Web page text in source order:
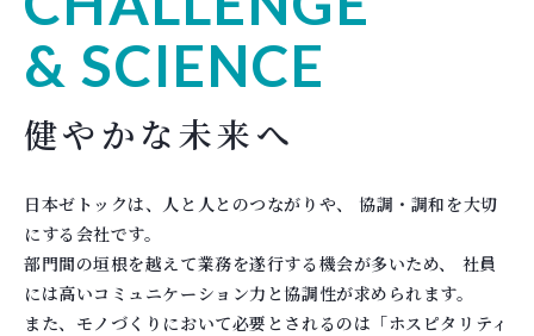
& SCIENCE
健やかな未来へ
日本ゼトックは、人と人とのつながりや、
協調・調和を大切
にする会社です。
部門間の垣根を越えて業務を遂行する機会が多いため、
社員
には高いコミュニケーション力と協調性が求められます。
また、モノづくりにおいて必要とされるのは「ホスピタリティ